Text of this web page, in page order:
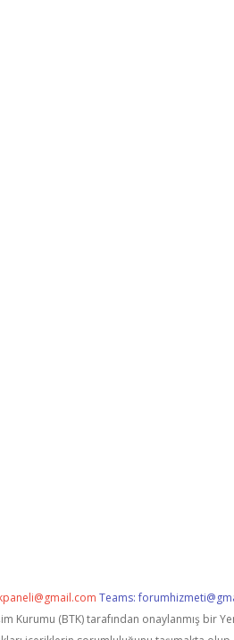
Teams:
Kurumu (BTK) tarafından onaylanmış